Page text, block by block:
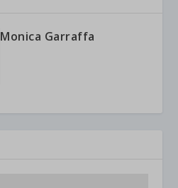
Monica Garraffa